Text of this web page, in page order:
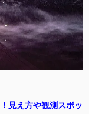
見え方や観測スポッ